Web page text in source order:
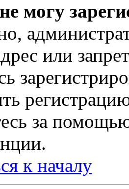
могу
или
за
к началу